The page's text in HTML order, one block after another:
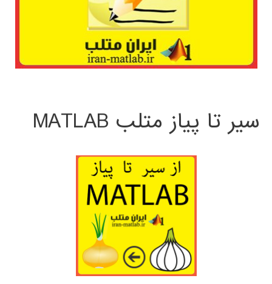
سیر تا پیاز متلب MATLAB